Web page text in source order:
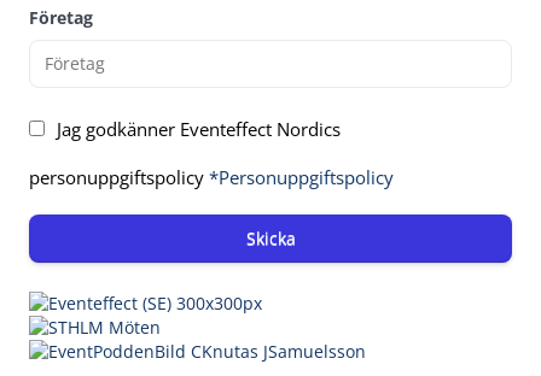
Företag
Jag godkänner Eventeffect Nordics
personuppgiftspolicy *Personuppgiftspolicy
Skicka